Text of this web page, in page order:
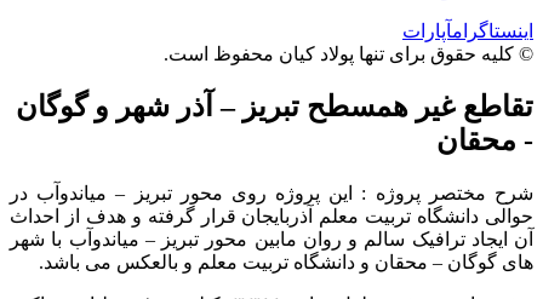
اینستاگرامآپارات
© کلیه حقوق برای تنها پولاد کیان محفوظ است.
تقاطع غیر همسطح تبریز – آذر شهر و گوگان
- محقان
شرح مختصر پروژه : این پروژه روی محور تبریز – میاندوآب در
حوالی دانشگاه تربیت معلم آذربایجان قرار گرفته و هدف از احداث
آن ایجاد ترافیک سالم و روان مابین محور تبریز – میاندوآب با شهر
های گوگان – محقان و دانشگاه تربیت معلم و بالعکس می باشد.